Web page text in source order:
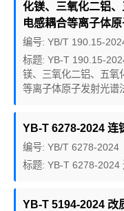
化镁、三氧化二铝
电感耦合等离子体
编号: YB/T 190.15-
标题: YB-T 190.15-
镁、三氧化二铝、五氧
等离子体原子发射光谱
YB-T 6278-2024 连
编号: YB/T 6278-2024
标题: YB-T 6278-2024
YB-T 5194-2024 改